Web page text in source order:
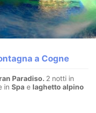
a Cogne
Paradiso. 2 notti in
in Spa e laghetto alpino